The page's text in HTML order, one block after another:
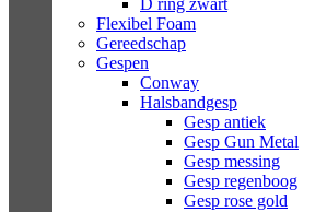
D ring zwart
Flexibel Foam
Gereedschap
Gespen
Conway
Halsbandgesp
Gesp antiek
Gesp Gun Metal
Gesp messing
Gesp regenboog
Gesp rose gold